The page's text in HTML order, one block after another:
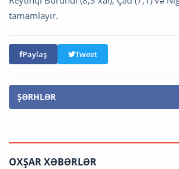
tamamlayır.
Paylaş Tweet
ŞƏRHLƏR
OXŞAR XƏBƏRLƏR